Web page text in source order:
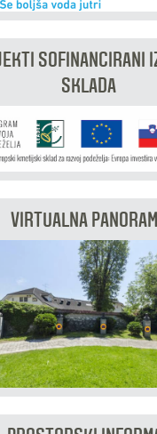
SOFINANCIRANI
SKLADA
VIRTUALNA